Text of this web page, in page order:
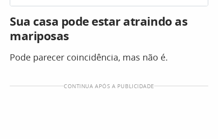
Sua casa pode estar atraindo as
mariposas
Pode parecer coincidência, mas não é.
CONTINUA APÓS A PUBLICIDADE